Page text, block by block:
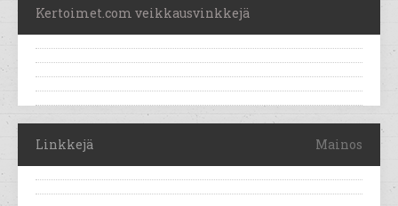
Kertoimet.com veikkausvinkkejä
Linkkejä Mainos